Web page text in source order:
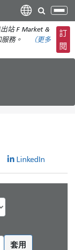
切
換
導
航
站 F Market &
務。
（更多
訂
閱
LinkedIn
套用